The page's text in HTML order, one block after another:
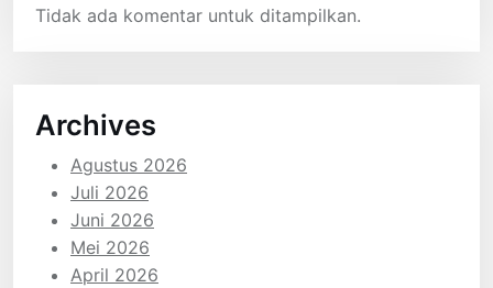
Tidak ada komentar untuk ditampilkan.
Archives
Agustus 2026
Juli 2026
Juni 2026
Mei 2026
April 2026